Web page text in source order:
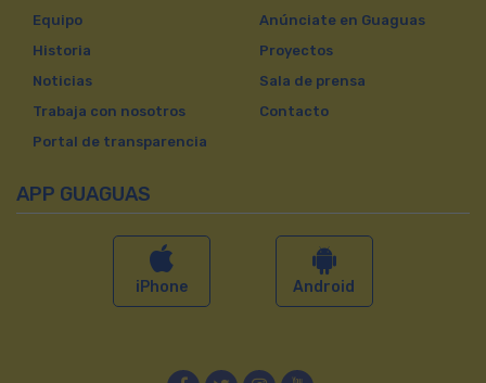
Equipo
Historia
Noticias
Trabaja con nosotros
Portal de transparencia
Anúnciate en Guaguas
Proyectos
Sala de prensa
Contacto
APP GUAGUAS
iPhone Android